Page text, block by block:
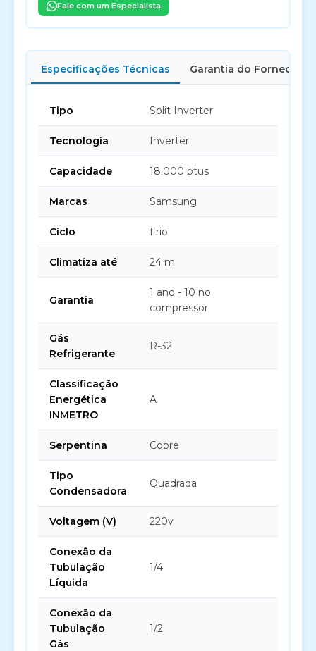
Fale com um Especialista
Especificações Técnicas Garantia do Fornecedor
Tipo Split Inverter
Tecnologia Inverter
Capacidade 18.000 btus
Marcas Samsung
Ciclo Frio
Climatiza até 24 m
Garantia
1 ano - 10 no
compressor
Gás
Refrigerante
R-32
Classificação
Energética
INMETRO
A
Serpentina Cobre
Tipo
Condensadora
Quadrada
Voltagem (V) 220v
Conexão da
Tubulação
Líquida
1/4
Conexão da
Tubulação
Gás
1/2